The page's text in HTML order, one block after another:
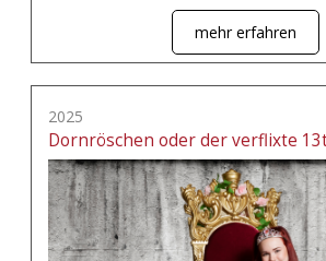
mehr erfahren
2025
Dornröschen oder der verflixte